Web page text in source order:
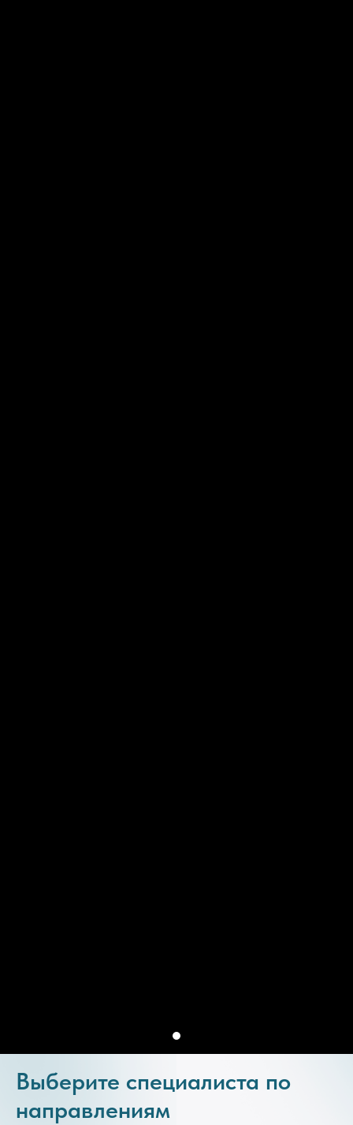
Выберите специалиста по
направлениям